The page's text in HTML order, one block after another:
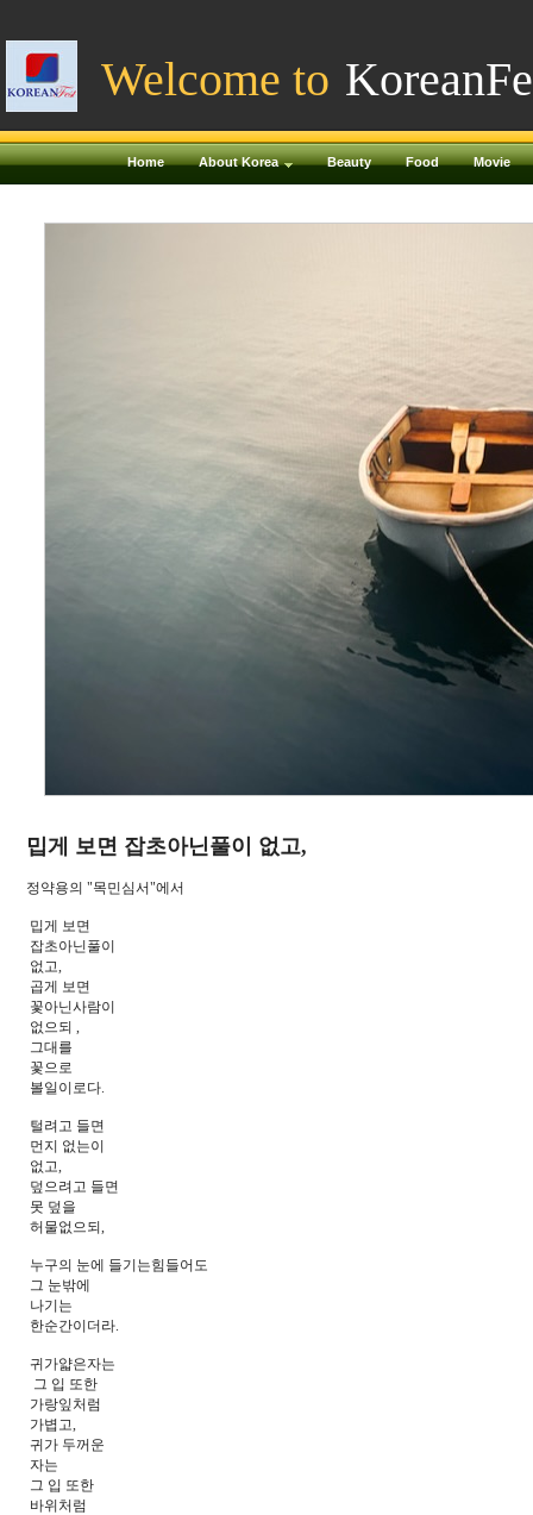
Welcome to
Home About Korea Beauty Food Movie
밉게 보면 잡초아닌풀이 없고,
정약용의 "목민심서"에서
밉게 보면
잡초아닌풀이
없고,
곱게 보면
꽃아닌사람이
없으되 ,
그대를
꽃으로
볼일이로다.
털려고 들면
먼지 없는이
없고,
덮으려고 들면
못 덮을
허물없으되,
누구의 눈에 들기는힘들어도
그 눈밖에
나기는
한순간이더라.
귀가얇은자는
그 입 또한
가랑잎처럼
가볍고,
귀가 두꺼운
자는
그 입 또한
바위처럼